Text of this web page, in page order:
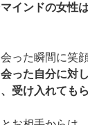
インドの女性
った瞬間に笑
った自分に対
受け入れても